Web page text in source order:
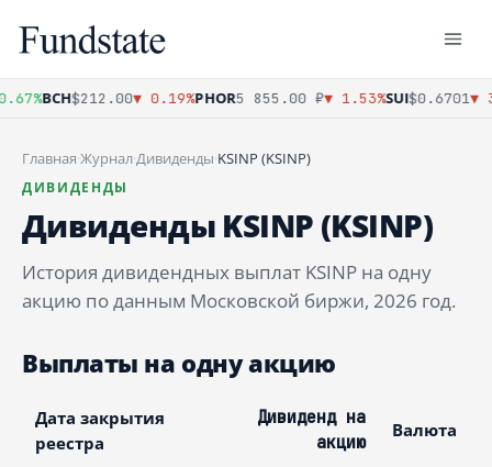
BCH$212.00▼ 0.19%PHOR5 855.00 ₽▼ 1.53%SUI$0.6701▼
Главная·Журнал·Дивиденды·KSINP (KSINP)
ДИВИДЕНДЫ
Дивиденды KSINP (KSINP)
История дивидендных выплат KSINP на одну
акцию по данным Московской биржи, 2026 год.
Выплаты на одну акцию
Дата закрытия
реестра
Дивиденд на
акцию
Валюта